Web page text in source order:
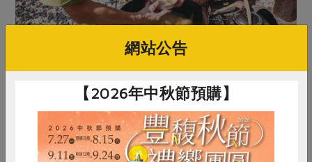
原文刊登於 2016年6月153期
網站公告
【2026年中秋節預購】